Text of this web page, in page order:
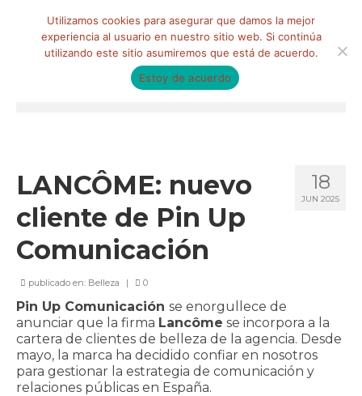
QUIÉNES SOMOS
Marketing de influencia
CLIENTES
BLOG
CONTACTO
18
JUN 2025
LANCÔME: nuevo
cliente de Pin Up
Comunicación
publicado en: Belleza | 0
Pin Up Comunicación se enorgullece de
anunciar que la firma Lancôme se incorpora a la
cartera de clientes de belleza de la agencia. Desde
mayo, la marca ha decidido confiar en nosotros
para gestionar la estrategia de comunicación y
relaciones públicas en España.
Utilizamos cookies para asegurar que damos la mejor
experiencia al usuario en nuestro sitio web. Si continúa
utilizando este sitio asumiremos que está de acuerdo.
Estoy de acuerdo